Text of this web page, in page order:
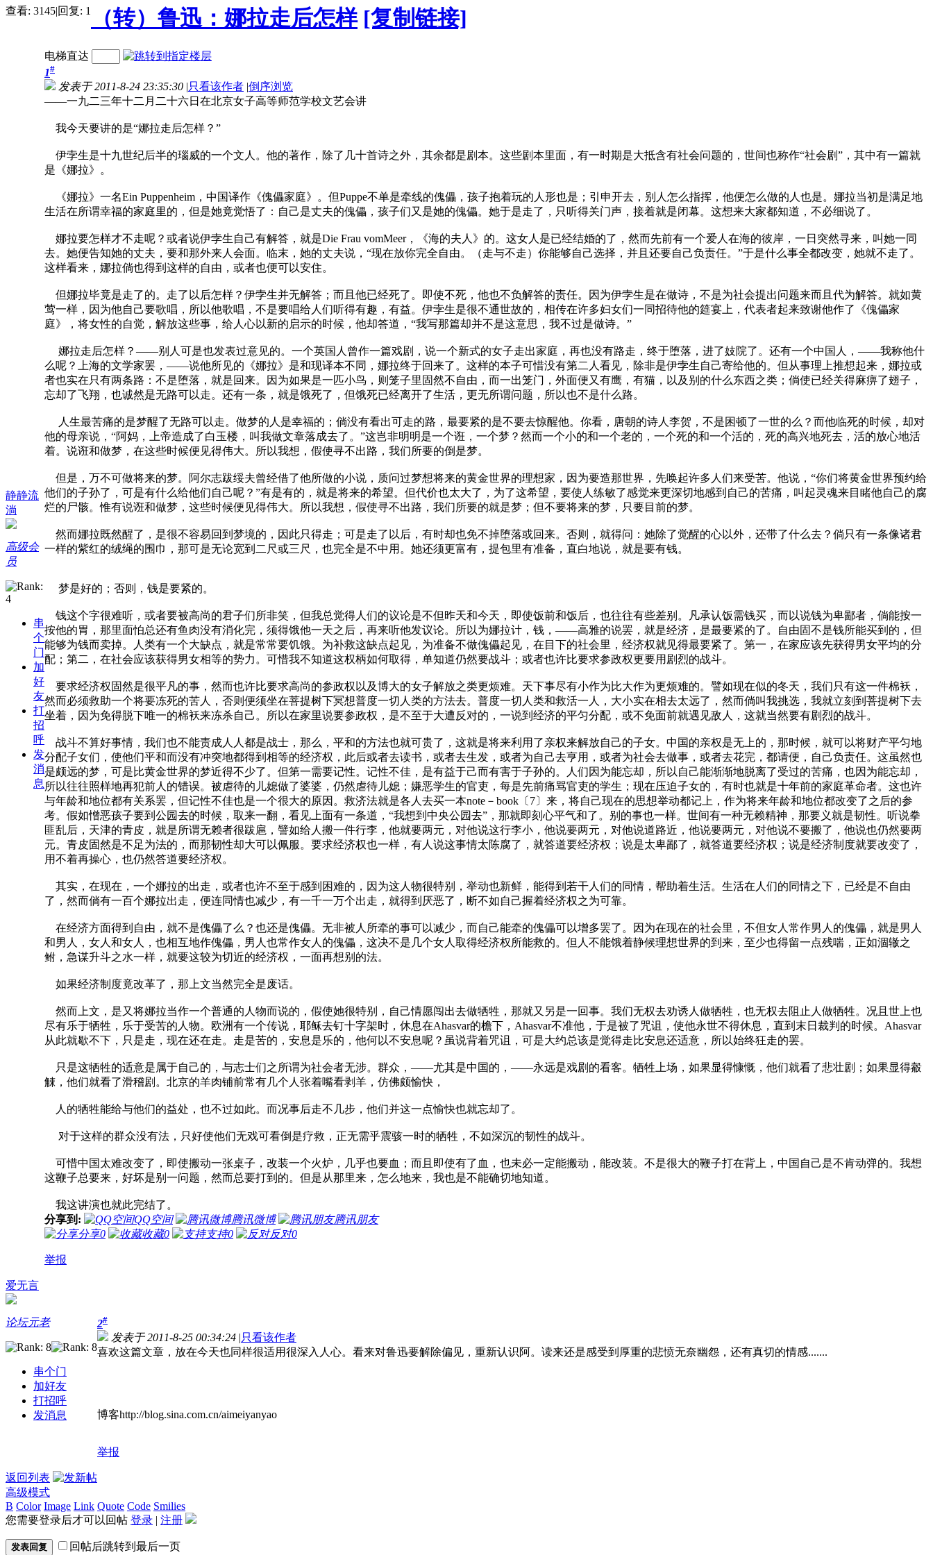
查看: 3145|回复: 1 （转）鲁迅：娜拉走后怎样 [复制链接]
静静流
淌
高级会
员
串
个
门
加
好
友
打
招
呼
发
消
息
电梯直达
1#
发表于 2011-8-24 23:35:30 |只看该作者 |倒序浏览
——一九二三年十二月二十六日在北京女子高等师范学校文艺会讲
我今天要讲的是“娜拉走后怎样？”
伊孛生是十九世纪后半的瑙威的一个文人。他的著作，除了几十首诗之外，其余都是剧本。这些剧本里面，有一时期是大抵含有社会问题的，世间也称作“社会剧”，其中有一篇就
是《娜拉》。
《娜拉》一名Ein Puppenheim，中国译作《傀儡家庭》。但Puppe不单是牵线的傀儡，孩子抱着玩的人形也是；引申开去，别人怎么指挥，他便怎么做的人也是。娜拉当初是满足地
生活在所谓幸福的家庭里的，但是她竟觉悟了：自己是丈夫的傀儡，孩子们又是她的傀儡。她于是走了，只听得关门声，接着就是闭幕。这想来大家都知道，不必细说了。
娜拉要怎样才不走呢？或者说伊孛生自己有解答，就是Die Frau vomMeer，《海的夫人》的。这女人是已经结婚的了，然而先前有一个爱人在海的彼岸，一日突然寻来，叫她一同
去。她便告知她的丈夫，要和那外来人会面。临末，她的丈夫说，“现在放你完全自由。（走与不走）你能够自己选择，并且还要自己负责任。”于是什么事全都改变，她就不走了。
这样看来，娜拉倘也得到这样的自由，或者也便可以安住。
但娜拉毕竟是走了的。走了以后怎样？伊孛生并无解答；而且他已经死了。即使不死，他也不负解答的责任。因为伊孛生是在做诗，不是为社会提出问题来而且代为解答。就如黄
莺一样，因为他自己要歌唱，所以他歌唱，不是要唱给人们听得有趣，有益。伊孛生是很不通世故的，相传在许多妇女们一同招待他的筵宴上，代表者起来致谢他作了《傀儡家
庭》，将女性的自觉，解放这些事，给人心以新的启示的时候，他却答道，“我写那篇却并不是这意思，我不过是做诗。”
娜拉走后怎样？——别人可是也发表过意见的。一个英国人曾作一篇戏剧，说一个新式的女子走出家庭，再也没有路走，终于堕落，进了妓院了。还有一个中国人，——我称他什
么呢？上海的文学家罢，——说他所见的《娜拉》是和现译本不同，娜拉终于回来了。这样的本子可惜没有第二人看见，除非是伊孛生自己寄给他的。但从事理上推想起来，娜拉或
者也实在只有两条路：不是堕落，就是回来。因为如果是一匹小鸟，则笼子里固然不自由，而一出笼门，外面便又有鹰，有猫，以及别的什么东西之类；倘使已经关得麻痹了翅子，
忘却了飞翔，也诚然是无路可以走。还有一条，就是饿死了，但饿死已经离开了生活，更无所谓问题，所以也不是什么路。
人生最苦痛的是梦醒了无路可以走。做梦的人是幸福的；倘没有看出可走的路，最要紧的是不要去惊醒他。你看，唐朝的诗人李贺，不是困顿了一世的么？而他临死的时候，却对
他的母亲说，“阿妈，上帝造成了白玉楼，叫我做文章落成去了。”这岂非明明是一个诳，一个梦？然而一个小的和一个老的，一个死的和一个活的，死的高兴地死去，活的放心地活
着。说诳和做梦，在这些时候便见得伟大。所以我想，假使寻不出路，我们所要的倒是梦。
但是，万不可做将来的梦。阿尔志跋绥夫曾经借了他所做的小说，质问过梦想将来的黄金世界的理想家，因为要造那世界，先唤起许多人们来受苦。他说，“你们将黄金世界预约给
他们的子孙了，可是有什么给他们自己呢？”有是有的，就是将来的希望。但代价也太大了，为了这希望，要使人练敏了感觉来更深切地感到自己的苦痛，叫起灵魂来目睹他自己的腐
烂的尸骸。惟有说诳和做梦，这些时候便见得伟大。所以我想，假使寻不出路，我们所要的就是梦；但不要将来的梦，只要目前的梦。
然而娜拉既然醒了，是很不容易回到梦境的，因此只得走；可是走了以后，有时却也免不掉堕落或回来。否则，就得问：她除了觉醒的心以外，还带了什么去？倘只有一条像诸君
一样的紫红的绒绳的围巾，那可是无论宽到二尺或三尺，也完全是不中用。她还须更富有，提包里有准备，直白地说，就是要有钱。
梦是好的；否则，钱是要紧的。
钱这个字很难听，或者要被高尚的君子们所非笑，但我总觉得人们的议论是不但昨天和今天，即使饭前和饭后，也往往有些差别。凡承认饭需钱买，而以说钱为卑鄙者，倘能按一
按他的胃，那里面怕总还有鱼肉没有消化完，须得饿他一天之后，再来听他发议论。所以为娜拉计，钱，——高雅的说罢，就是经济，是最要紧的了。自由固不是钱所能买到的，但
能够为钱而卖掉。人类有一个大缺点，就是常常要饥饿。为补救这缺点起见，为准备不做傀儡起见，在目下的社会里，经济权就见得最要紧了。第一，在家应该先获得男女平均的分
配；第二，在社会应该获得男女相等的势力。可惜我不知道这权柄如何取得，单知道仍然要战斗；或者也许比要求参政权更要用剧烈的战斗。
要求经济权固然是很平凡的事，然而也许比要求高尚的参政权以及博大的女子解放之类更烦难。天下事尽有小作为比大作为更烦难的。譬如现在似的冬天，我们只有这一件棉袄，
然而必须救助一个将要冻死的苦人，否则便须坐在菩提树下冥想普度一切人类的方法去。普度一切人类和救活一人，大小实在相去太远了，然而倘叫我挑选，我就立刻到菩提树下去
坐着，因为免得脱下唯一的棉袄来冻杀自己。所以在家里说要参政权，是不至于大遭反对的，一说到经济的平匀分配，或不免面前就遇见敌人，这就当然要有剧烈的战斗。
战斗不算好事情，我们也不能责成人人都是战士，那么，平和的方法也就可贵了，这就是将来利用了亲权来解放自己的子女。中国的亲权是无上的，那时候，就可以将财产平匀地
分配子女们，使他们平和而没有冲突地都得到相等的经济权，此后或者去读书，或者去生发，或者为自己去亨用，或者为社会去做事，或者去花完，都请便，自己负责任。这虽然也
是颇远的梦，可是比黄金世界的梦近得不少了。但第一需要记性。记性不佳，是有益于己而有害于子孙的。人们因为能忘却，所以自己能渐渐地脱离了受过的苦痛，也因为能忘却，
所以往往照样地再犯前人的错误。被虐待的儿媳做了婆婆，仍然虐待儿媳；嫌恶学生的官吏，每是先前痛骂官吏的学生；现在压迫子女的，有时也就是十年前的家庭革命者。这也许
与年龄和地位都有关系罢，但记性不佳也是一个很大的原因。救济法就是各人去买一本note－book〔7〕来，将自己现在的思想举动都记上，作为将来年龄和地位都改变了之后的参
考。假如憎恶孩子要到公园去的时候，取来一翻，看见上面有一条道，“我想到中央公园去”，那就即刻心平气和了。别的事也一样。世间有一种无赖精神，那要义就是韧性。听说拳
匪乱后，天津的青皮，就是所谓无赖者很跋扈，譬如给人搬一件行李，他就要两元，对他说这行李小，他说要两元，对他说道路近，他说要两元，对他说不要搬了，他说也仍然要两
元。青皮固然是不足为法的，而那韧性却大可以佩服。要求经济权也一样，有人说这事情太陈腐了，就答道要经济权；说是太卑鄙了，就答道要经济权；说是经济制度就要改变了，
用不着再操心，也仍然答道要经济权。
其实，在现在，一个娜拉的出走，或者也许不至于感到困难的，因为这人物很特别，举动也新鲜，能得到若干人们的同情，帮助着生活。生活在人们的同情之下，已经是不自由
了，然而倘有一百个娜拉出走，便连同情也减少，有一千一万个出走，就得到厌恶了，断不如自己握着经济权之为可靠。
在经济方面得到自由，就不是傀儡了么？也还是傀儡。无非被人所牵的事可以减少，而自己能牵的傀儡可以增多罢了。因为在现在的社会里，不但女人常作男人的傀儡，就是男人
和男人，女人和女人，也相互地作傀儡，男人也常作女人的傀儡，这决不是几个女人取得经济权所能救的。但人不能饿着静候理想世界的到来，至少也得留一点残喘，正如涸辙之
鲋，急谋升斗之水一样，就要这较为切近的经济权，一面再想别的法。
如果经济制度竟改革了，那上文当然完全是废话。
然而上文，是又将娜拉当作一个普通的人物而说的，假使她很特别，自己情愿闯出去做牺牲，那就又另是一回事。我们无权去劝诱人做牺牲，也无权去阻止人做牺牲。况且世上也
尽有乐于牺牲，乐于受苦的人物。欧洲有一个传说，耶稣去钉十字架时，休息在Ahasvar的檐下，Ahasvar不准他，于是被了咒诅，使他永世不得休息，直到末日裁判的时候。Ahasvar
从此就歇不下，只是走，现在还在走。走是苦的，安息是乐的，他何以不安息呢？虽说背着咒诅，可是大约总该是觉得走比安息还适意，所以始终狂走的罢。
只是这牺牲的适意是属于自己的，与志士们之所谓为社会者无涉。群众，——尤其是中国的，——永远是戏剧的看客。牺牲上场，如果显得慷慨，他们就看了悲壮剧；如果显得觳
觫，他们就看了滑稽剧。北京的羊肉铺前常有几个人张着嘴看剥羊，仿佛颇愉快，
人的牺牲能给与他们的益处，也不过如此。而况事后走不几步，他们并这一点愉快也就忘却了。
对于这样的群众没有法，只好使他们无戏可看倒是疗救，正无需乎震骇一时的牺牲，不如深沉的韧性的战斗。
可惜中国太难改变了，即使搬动一张桌子，改装一个火炉，几乎也要血；而且即使有了血，也未必一定能搬动，能改装。不是很大的鞭子打在背上，中国自己是不肯动弹的。我想
这鞭子总要来，好坏是别一问题，然而总要打到的。但是从那里来，怎么地来，我也是不能确切地知道。
我这讲演也就此完结了。
分享到:
QQ空间 腾讯微博
腾讯朋友
分享0 收藏0 支持0 反对0
举报
爱无言
论坛元老
串个门
加好友
打招呼
发消息
2#
发表于 2011-8-25 00:34:24 |只看该作者
喜欢这篇文章，放在今天也同样很适用很深入人心。看来对鲁迅要解除偏见，重新认识阿。读来还是感受到厚重的悲愤无奈幽怨，还有真切的情感.......
博客http://blog.sina.com.cn/aimeiyanyao
举报
返回列表
高级模式
B Color Image Link Quote Code Smilies
您需要登录后才可以回帖 登录 | 注册
发表回复 回帖后跳转到最后一页